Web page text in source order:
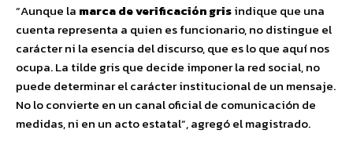
“Aunque la marca de verificación grisindique que una
cuenta representa a quien es funcionario, no distingue el
carácter ni la esencia del discurso, que es lo que aquí nos
ocupa. La tilde gris que decide imponer la red social, no
puede determinar el carácter institucional de un mensaje.
No lo convierte en un canal oficial de comunicación de
medidas, ni en un acto estatal”, agregó el magistrado.